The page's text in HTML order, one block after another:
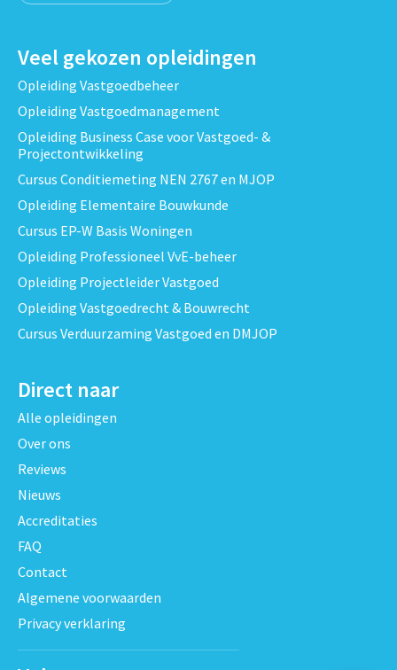
Veel gekozen opleidingen
Opleiding Vastgoedbeheer
Opleiding Vastgoedmanagement
Opleiding Business Case voor Vastgoed- &
Projectontwikkeling
Cursus Conditiemeting NEN 2767 en MJOP
Opleiding Elementaire Bouwkunde
Cursus EP-W Basis Woningen
Opleiding Professioneel VvE-beheer
Opleiding Projectleider Vastgoed
Opleiding Vastgoedrecht & Bouwrecht
Cursus Verduurzaming Vastgoed en DMJOP
Direct naar
Alle opleidingen
Over ons
Reviews
Nieuws
Accreditaties
FAQ
Contact
Algemene voorwaarden
Privacy verklaring